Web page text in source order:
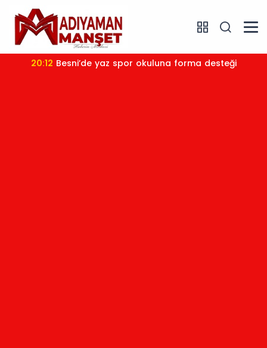
20:12 Besni’de yaz spor okuluna forma desteği